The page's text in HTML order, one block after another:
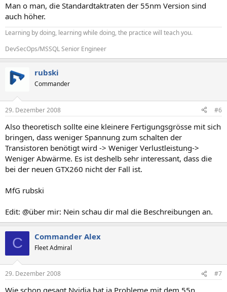
Man o man, die Standardtaktraten der 55nm Version sind
auch höher.
Learning by doing, learning while doing, the practice will teach you.
DevSecOps/MSSQL Senior Engineer
rubski
Commander
29. Dezember 2008 #6
Also theoretisch sollte eine kleinere Fertigungsgrösse mit sich
bringen, dass weniger Spannung zum schalten der
Transistoren benötigt wird -> Weniger Verlustleistung->
Weniger Abwärme. Es ist deshelb sehr interessant, dass die
bei der neuen GTX260 nicht der Fall ist.
MfG rubski
Edit: @über mir: Nein schau dir mal die Beschreibungen an.
C Commander Alex
Fleet Admiral
29. Dezember 2008 #7
Wie schon gesagt Nvidia hat ja Probleme mit dem 55n,